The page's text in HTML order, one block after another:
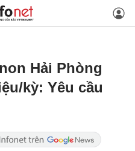
Hải Phòng
kỳ: Yêu cầu